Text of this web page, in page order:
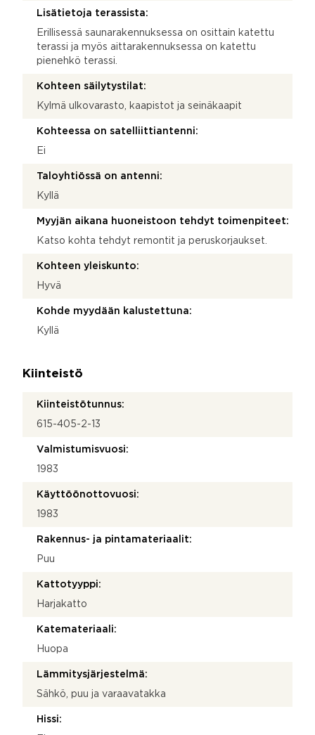
Lisätietoja terassista:
Erillisessä saunarakennuksessa on osittain katettu
terassi ja myös aittarakennuksessa on katettu
pienehkö terassi.
Kohteen säilytystilat:
Kylmä ulkovarasto, kaapistot ja seinäkaapit
Kohteessa on satelliittiantenni:
Ei
Taloyhtiössä on antenni:
Kyllä
Myyjän aikana huoneistoon tehdyt toimenpiteet:
Katso kohta tehdyt remontit ja peruskorjaukset.
Kohteen yleiskunto:
Hyvä
Kohde myydään kalustettuna:
Kyllä
Kiinteistö
Kiinteistötunnus:
615-405-2-13
Valmistumisvuosi:
1983
Käyttöönottovuosi:
1983
Rakennus- ja pintamateriaalit:
Puu
Kattotyyppi:
Harjakatto
Katemateriaali:
Huopa
Lämmitysjärjestelmä:
Sähkö, puu ja varaavatakka
Hissi: